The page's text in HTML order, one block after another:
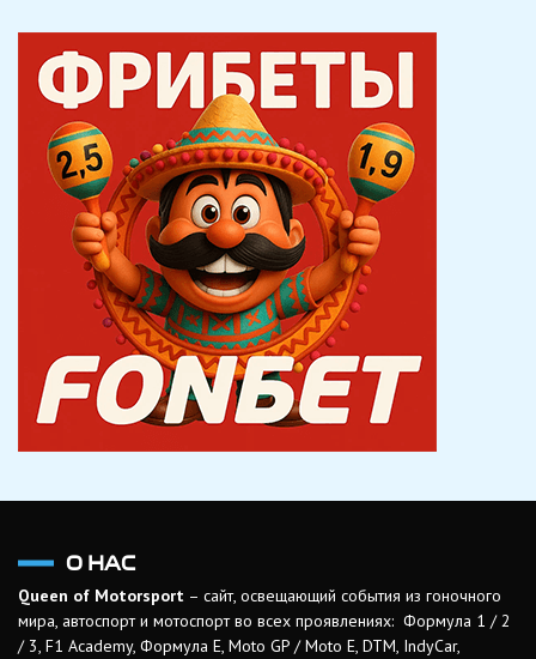
О НАС
Queen of Motorsport – сайт, освещающий события из гоночного
мира, автоспорт и мотоспорт во всех проявлениях: Формула 1 / 2
/ 3, F1 Academy, Формула Е, Moto GP / Moto E, DTM, IndyCar,